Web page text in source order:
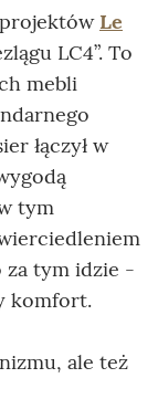
projektów Le
LC4”. To
mebli
łączył w
tym
za tym idzie -
komfort.
ale też